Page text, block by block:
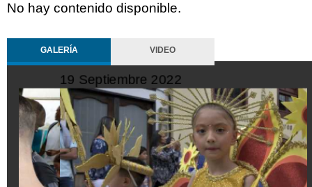
No hay contenido disponible.
GALERÍA VIDEO
19 Septiembre 2022